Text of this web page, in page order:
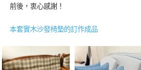
前後，衷心感謝！
本套實木沙發椅墊的訂作成品